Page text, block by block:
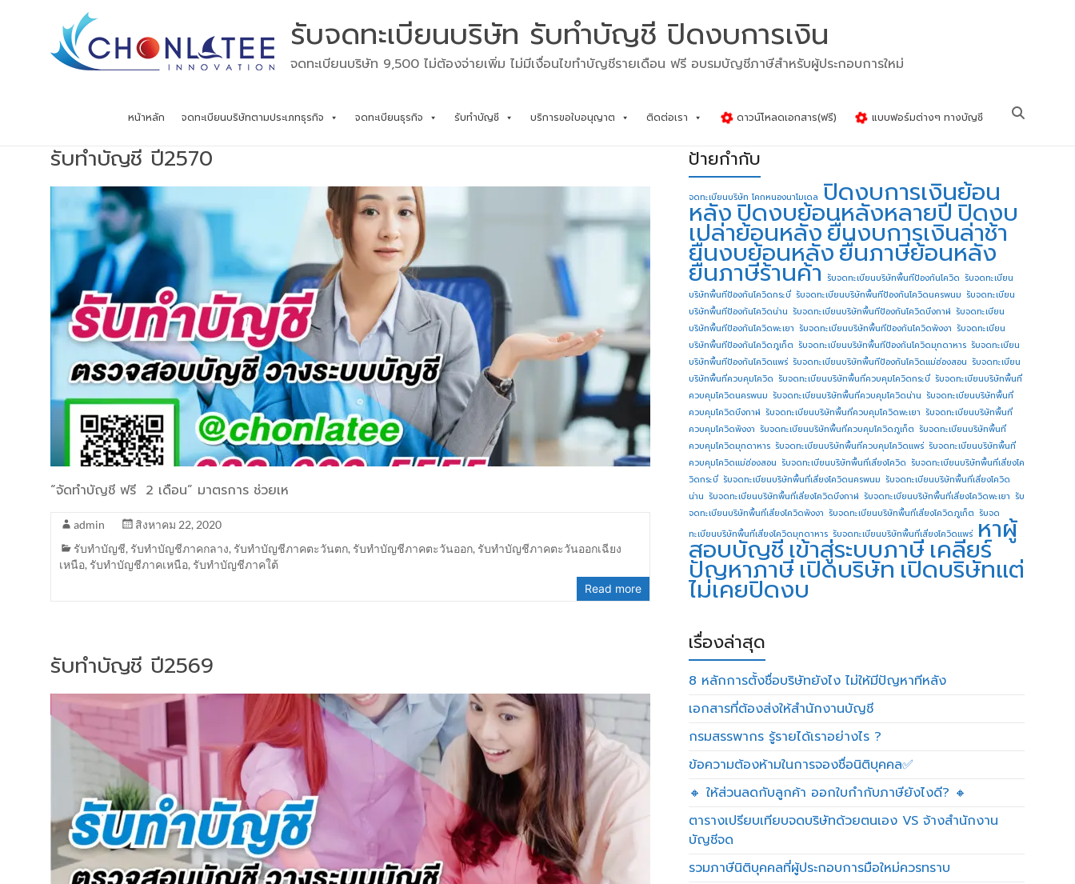
รับจดทะเบียนบริษัท รับทำบัญชี ปิดงบการเงิน
จดทะเบียนบริษัท 9,500 ไม่ต้องจ่ายเพิ่ม ไม่มีเงื่อนไขทำบัญชีรายเดือน ฟรี อบรมบัญชีภาษีสำหรับผู้ประกอบการใหม่
หน้าหลัก จดทะเบียนบริษัทตามประเภทธุรกิจ จดทะเบียนธุรกิจ รับทำบัญชี บริการขอใบอนุญาต ติดต่อเรา ดาวน์โหลดเอกสาร(ฟรี) แบบฟอร์มต่างๆ ทางบัญชี
รับทำบัญชี ปี2570
“จัดทำบัญชี ฟรี 2 เดือน” มาตรการ ช่วยเห
admin
สิงหาคม 22, 2020
รับทำบัญชี, รับทำบัญชีภาคกลาง, รับทำบัญชีภาคตะวันตก, รับทำบัญชีภาคตะวันออก, รับทำบัญชีภาคตะวันออกเฉียง
เหนือ, รับทำบัญชีภาคเหนือ, รับทำบัญชีภาคใต้
Read more
รับทำบัญชี ปี2569
ป้ายกำกับ
จดทะเบียนบริษัท โคกหนองนาโมเดล ปิดงบการเงินย้อน
หลังปิดงบย้อนหลังหลายปี ปิดงบ
เปล่าย้อนหลังยื่นงบการเงินล่าช้า
ยื่นงบย้อนหลังยื่นภาษีย้อนหลัง
ยื่นภาษีร้านค้า รับจดทะเบียนบริษัทพื้นทีป้องกันโควิด รับจดทะเบียน
บริษัทพื้นทีป้องกันโควิดกระบี่ รับจดทะเบียนบริษัทพื้นทีป้องกันโควิดนครพนม รับจดทะเบียน
บริษัทพื้นทีป้องกันโควิดน่าน รับจดทะเบียนบริษัทพื้นทีป้องกันโควิดบึงกาฬ รับจดทะเบียน
บริษัทพื้นทีป้องกันโควิดพะเยา รับจดทะเบียนบริษัทพื้นทีป้องกันโควิดพังงา รับจดทะเบียน
บริษัทพื้นทีป้องกันโควิดภูเก็ต รับจดทะเบียนบริษัทพื้นทีป้องกันโควิดมุกดาหาร รับจดทะเบียน
บริษัทพื้นทีป้องกันโควิดแพร่ รับจดทะเบียนบริษัทพื้นทีป้องกันโควิดแม่ฮ่องสอน รับจดทะเบียน
บริษัทพื้นที่ควบคุมโควิด รับจดทะเบียนบริษัทพื้นที่ควบคุมโควิดกระบี่ รับจดทะเบียนบริษัทพื้นที่
ควบคุมโควิดนครพนม รับจดทะเบียนบริษัทพื้นที่ควบคุมโควิดน่าน รับจดทะเบียนบริษัทพื้นที่
ควบคุมโควิดบึงกาฬ รับจดทะเบียนบริษัทพื้นที่ควบคุมโควิดพะเยา รับจดทะเบียนบริษัทพื้นที่
ควบคุมโควิดพังงา รับจดทะเบียนบริษัทพื้นที่ควบคุมโควิดภูเก็ต รับจดทะเบียนบริษัทพื้นที่
ควบคุมโควิดมุกดาหาร รับจดทะเบียนบริษัทพื้นที่ควบคุมโควิดแพร่ รับจดทะเบียนบริษัทพื้นที่
ควบคุมโควิดแม่ฮ่องสอน รับจดทะเบียนบริษัทพื้นที่เสี่ยงโควิด รับจดทะเบียนบริษัทพื้นที่เสี่ยงโค
วิดกระบี่ รับจดทะเบียนบริษัทพื้นที่เสี่ยงโควิดนครพนม รับจดทะเบียนบริษัทพื้นที่เสี่ยงโควิด
น่าน รับจดทะเบียนบริษัทพื้นที่เสี่ยงโควิดบึงกาฬ รับจดทะเบียนบริษัทพื้นที่เสี่ยงโควิดพะเยา รับ
จดทะเบียนบริษัทพื้นที่เสี่ยงโควิดพังงา รับจดทะเบียนบริษัทพื้นที่เสี่ยงโควิดภูเก็ต รับจด
ทะเบียนบริษัทพื้นที่เสี่ยงโควิดมุกดาหาร รับจดทะเบียนบริษัทพื้นที่เสี่ยงโควิดแพร่ หาผู้
สอบบัญชี เข้าสู่ระบบภาษี เคลียร์
ปัญหาภาษีเปิดบริษัทเปิดบริษัทแต่
ไม่เคยปิดงบ
เรื่องล่าสุด
8 หลักการตั้งชื่อบริษัทยังไง ไม่ให้มีปัญหาทีหลัง
เอกสารที่ต้องส่งให้สำนักงานบัญชี
กรมสรรพากร รู้รายได้เราอย่างไร ?
ข้อความต้องห้ามในการจองชื่อนิติบุคคล✅
🔸 ให้ส่วนลดกับลูกค้า ออกใบกำกับภาษียังไงดี? 🔸
ตารางเปรียบเทียบจดบริษัทด้วยตนเอง VS จ้างสำนักงาน
บัญชีจด
รวมภาษีนิติบุคคลที่ผู้ประกอบการมือใหม่ควรทราบ